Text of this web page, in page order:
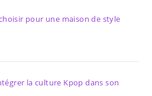
pour une maison de style
la culture Kpop dans son